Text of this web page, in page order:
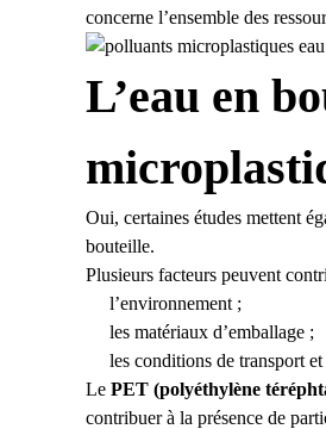
concerne l’ensemble des
L’eau en
Oui, certaines études mettent
bouteille.
Plusieurs facteurs peuvent
l’environnement ;
les matériaux d’emballage ;
les conditions de transport et
Le PET (polyéthylène
contribuer à la présence de